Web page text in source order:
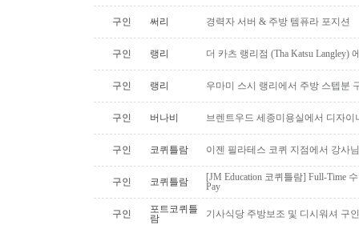
구인 써리 경력자 서버 & 주방 템퓨라 포지션
구인 랭리 더 카츠 랭리점 (Tha Katsu Langley)
구인 랭리 우마미 스시 랭리에서 주방 스텝분
구인 버나비 브렌트우드 세종미용실에서 디자이
구인 코퀴틀람 이젠 필라테스 코퀴 지점에서 강사
구인 코퀴틀람
[JM Education 코퀴틀람] Full-Time
Pay
구인
포트코퀴틀
람
기사식당 주방보조 및 디시워셔 구